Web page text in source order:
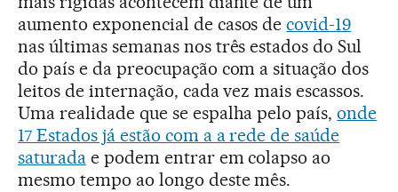
aumento exponencial de casos decovid-19
nas últimas semanas nos três estados do Sul
do país e da preocupação com a situação dos
leitos de internação, cada vez mais escassos.
Uma realidade que se espalha pelo país,onde
17 Estados já estão com a a rede de saúde
saturadae podem entrar em colapso ao
mesmo tempo ao longo deste mês.